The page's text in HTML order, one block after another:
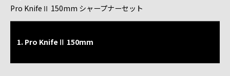
Pro KnifeⅡ 150mm シャープナーセット
1. Pro KnifeⅡ 150mm